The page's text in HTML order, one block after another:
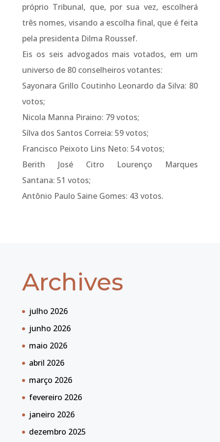
próprio Tribunal, que, por sua vez, escolherá
três nomes, visando a escolha final, que é feita
pela presidenta Dilma Roussef.
Eis os seis advogados mais votados, em um
universo de 80 conselheiros votantes:
Sayonara Grillo Coutinho Leonardo da Silva: 80
votos;
Nicola Manna Piraino: 79 votos;
Sílva dos Santos Correia: 59 votos;
Francisco Peixoto Lins Neto: 54 votos;
Berith José Citro Lourenço Marques
Santana: 51 votos;
Antônio Paulo Saine Gomes: 43 votos.
Archives
julho 2026
junho 2026
maio 2026
abril 2026
março 2026
fevereiro 2026
janeiro 2026
dezembro 2025